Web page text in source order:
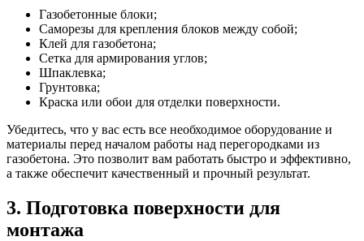
Газобетонные блоки;
Саморезы для крепления блоков между собой;
Клей для газобетона;
Сетка для армирования углов;
Шпаклевка;
Грунтовка;
Краска или обои для отделки поверхности.
Убедитесь, что у вас есть все необходимое оборудование и
материалы перед началом работы над перегородками из
газобетона. Это позволит вам работать быстро и эффективно,
а также обеспечит качественный и прочный результат.
3. Подготовка поверхности для
монтажа